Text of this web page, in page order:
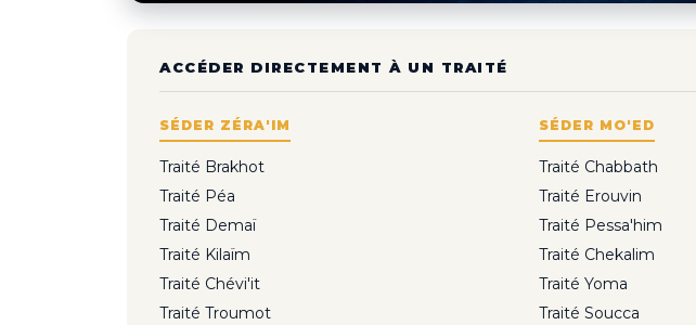
ACCÉDER DIRECTEMENT À UN TRAITÉ
SÉDER ZÉRA'IM
Traité Brakhot
Traité Péa
Traité Demaï
Traité Kilaïm
Traité Chévi'it
Traité Troumot
SÉDER MO'ED
Traité Chabbath
Traité Erouvin
Traité Pessa'him
Traité Chekalim
Traité Yoma
Traité Soucca